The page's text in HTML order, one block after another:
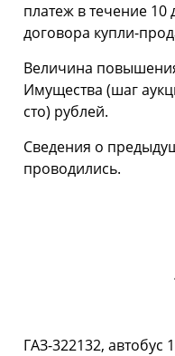
платеж в течение
договора купли-
Величина
Имущества (шаг
сто) рублей.
Cведения о
проводились.
ГАЗ-322132, автобус